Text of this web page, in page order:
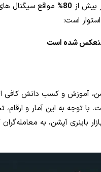
بیش از 80% مواقع سیگنال‌
است:
منعکس شده است
آموزش و کسب دانش کافی
توجه به این آمار و
باینری آپشن، به